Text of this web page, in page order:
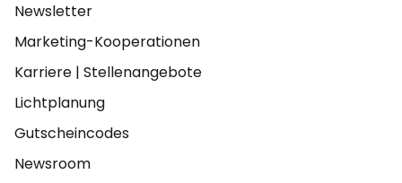
Newsletter
Marketing-Kooperationen
Karriere | Stellenangebote
Lichtplanung
Gutscheincodes
Newsroom